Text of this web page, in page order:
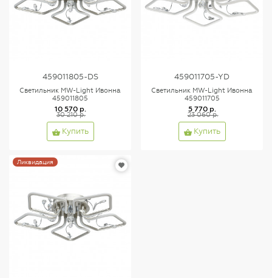
459011805-DS
Светильник MW-Light Ивонна
459011805
10 570 р.
30 210 р.
Купить
459011705-YD
Светильник MW-Light Ивонна
459011705
5 770 р.
23 060 р.
Купить
Ликвидация